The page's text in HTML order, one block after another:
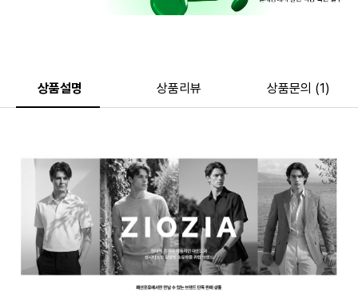
상품설명 상품리뷰 상품문의 (1)